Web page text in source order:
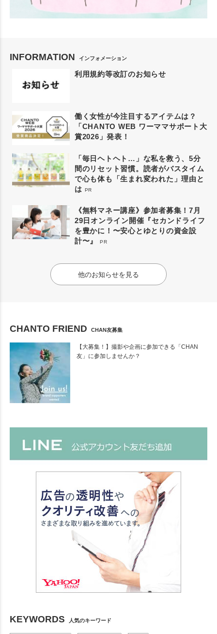
INFORMATION インフォメーション
利用規約等改訂のお知らせ
働く女性が今注目するアイテムは？
「CHANTO WEB ワーママサポート大
賞2026」発表！
「毎日ヘトヘト…」な私を救う、5分
間のリセット習慣。読者がバスタイム
で心も体も「生まれ変われた」理由と
は PR
《無料マネー講座》参加者募集！7月
29日オンライン開催『セカンドライフ
を豊かに！〜安心とゆとりの資金設
計〜』
PR
他のお知らせを見る
CHANTO FRIEND CHAN友募集
【大募集！】撮影や企画に参加できる「CHAN
友」に参加しませんか？
KEYWORDS 人気のキーワード